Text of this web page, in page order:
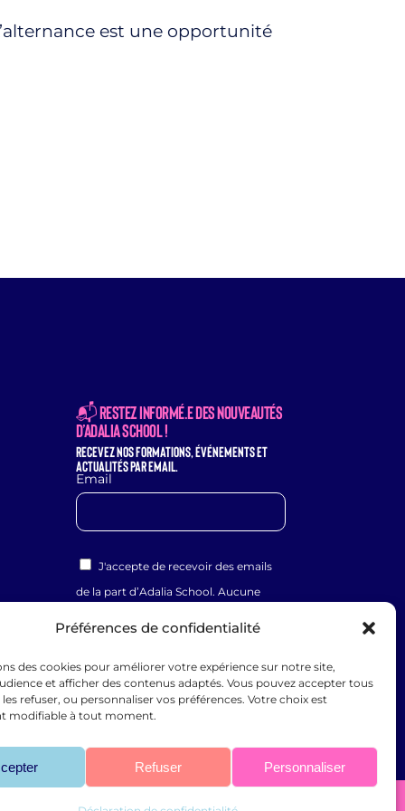
Préférences de confidentialité
des cookies pour améliorer votre expérience sur notre site,
et afficher des contenus adaptés. Vous pouvez accepter tous
les refuser, ou personnaliser vos préférences. Votre choix est
modifiable à tout moment.
Refuser Personnaliser
est une opportunité
📬 Restez informé.e des nouveautés
d’Adalia School !
Recevez nos formations, événements et
actualités par email.
Email
J'accepte de recevoir des emails
de la part d’Adalia School. Aucune